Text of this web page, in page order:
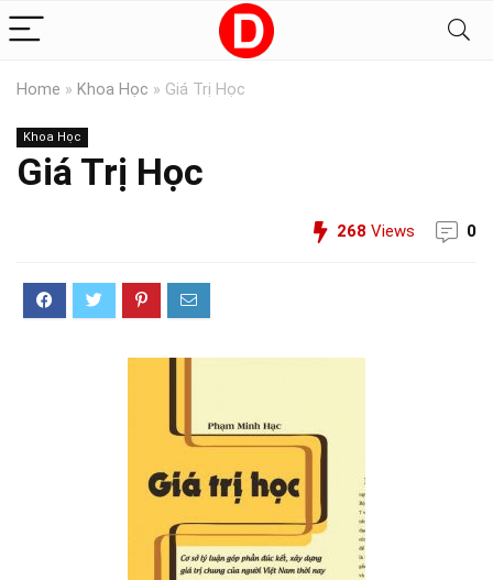
Home » Khoa Học » Giá Trị Học
Khoa Học
Giá Trị Học
268 Views 0